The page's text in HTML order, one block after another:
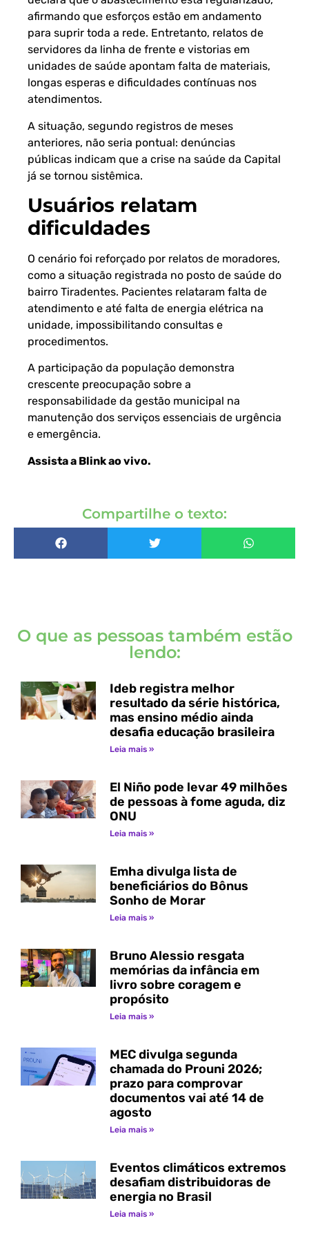
afirmando que esforços estão em andamento
para suprir toda a rede. Entretanto, relatos de
servidores da linha de frente e vistorias em
unidades de saúde apontam falta de materiais,
longas esperas e dificuldades contínuas nos
atendimentos.
A situação, segundo registros de meses
anteriores, não seria pontual: denúncias
públicas indicam que a crise na saúde da Capital
já se tornou sistêmica.
Usuários relatam
dificuldades
O cenário foi reforçado por relatos de moradores,
como a situação registrada no posto de saúde do
bairro Tiradentes. Pacientes relataram falta de
atendimento e até falta de energia elétrica na
unidade, impossibilitando consultas e
procedimentos.
A participação da população demonstra
crescente preocupação sobre a
responsabilidade da gestão municipal na
manutenção dos serviços essenciais de urgência
e emergência.
Assista a Blink ao vivo.
Compartilhe o texto:
O que as pessoas também estão
lendo:
Ideb registra melhor
resultado da série histórica,
mas ensino médio ainda
desafia educação brasileira
Leia mais »
El Niño pode levar 49 milhões
de pessoas à fome aguda, diz
ONU
Leia mais »
Emha divulga lista de
beneficiários do Bônus
Sonho de Morar
Leia mais »
Bruno Alessio resgata
memórias da infância em
livro sobre coragem e
propósito
Leia mais »
MEC divulga segunda
chamada do Prouni 2026;
prazo para comprovar
documentos vai até 14 de
agosto
Leia mais »
Eventos climáticos extremos
desafiam distribuidoras de
energia no Brasil
Leia mais »